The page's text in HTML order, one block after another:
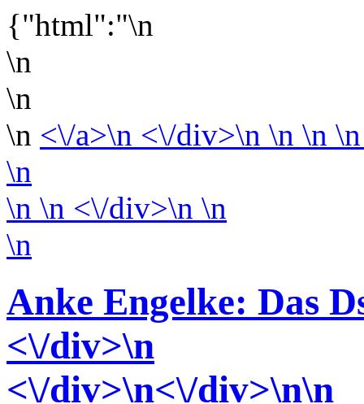
{"html":"\n
\n
\n
\n <\/a>\n <\/div>\n \n \n
\n
\n \n <\/div>\n \n
\n
Anke Engelke: Das
<\/div>\n
<\/div>\n<\/div>\n\n